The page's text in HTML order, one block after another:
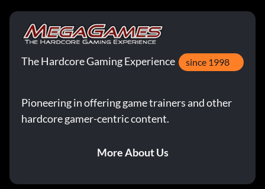
The Hardcore Gaming Experience since 1998
Pioneering in offering game trainers and other
hardcore gamer-centric content.
More About Us